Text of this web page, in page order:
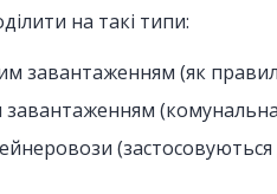
на такі типи:
(як
(комунальна